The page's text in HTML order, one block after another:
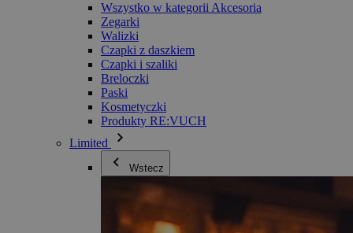
Wszystko w kategorii Akcesoria
Zegarki
Walizki
Czapki z daszkiem
Czapki i szaliki
Breloczki
Paski
Kosmetyczki
Produkty RE:VUCH
Limited
Wstecz